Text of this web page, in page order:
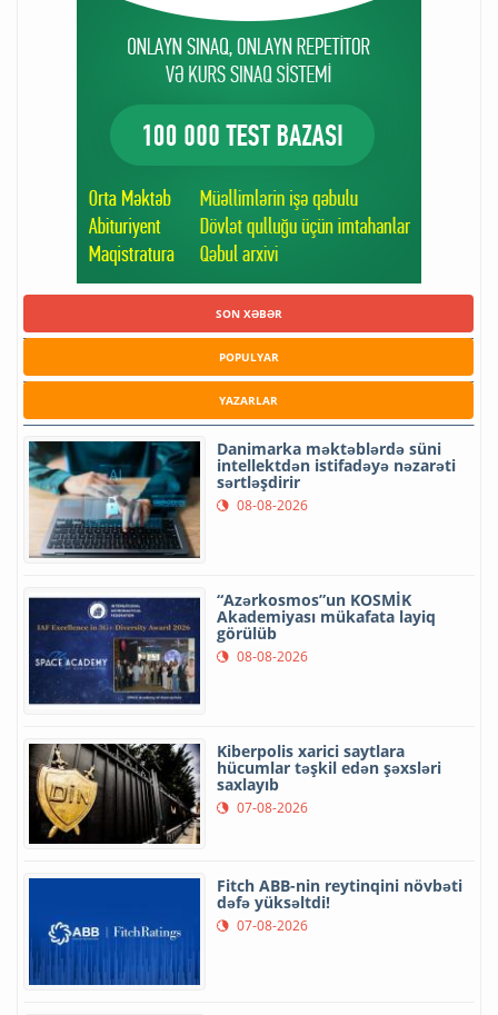
SON XƏBƏR
POPULYAR
YAZARLAR
Danimarka məktəblərdə süni
intellektdən istifadəyə nəzarəti
sərtləşdirir
08-08-2026
“Azərkosmos”un KOSMİK
Akademiyası mükafata layiq
görülüb
08-08-2026
Kiberpolis xarici saytlara
hücumlar təşkil edən şəxsləri
saxlayıb
07-08-2026
Fitch ABB-nin reytinqini növbəti
dəfə yüksəltdi!
07-08-2026